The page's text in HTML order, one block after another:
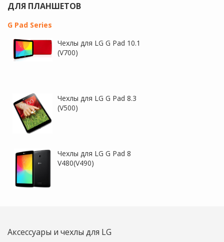
ДЛЯ ПЛАНШЕТОВ
G Pad Series
Чехлы для LG G Pad 10.1
(V700)
Чехлы для LG G Pad 8.3
(V500)
Чехлы для LG G Pad 8
V480(V490)
Аксессуары и чехлы для LG